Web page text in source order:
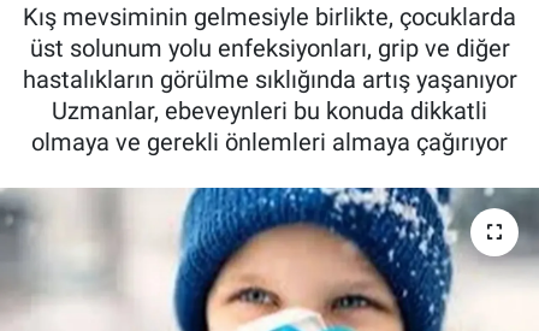
Kış mevsiminin gelmesiyle birlikte, çocuklarda
üst solunum yolu enfeksiyonları, grip ve diğer
hastalıkların görülme sıklığında artış yaşanıyor
Uzmanlar, ebeveynleri bu konuda dikkatli
olmaya ve gerekli önlemleri almaya çağırıyor
Bilim-Teknoloji
Köşe Yazıları
Video Galeri
Son Dakika Haberleri
Haber Arşivi